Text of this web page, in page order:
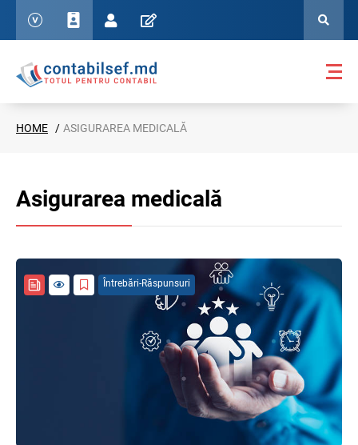
HOME ASIGURAREA MEDICALĂ
Asigurarea medicală
Întrebări-Răspunsuri